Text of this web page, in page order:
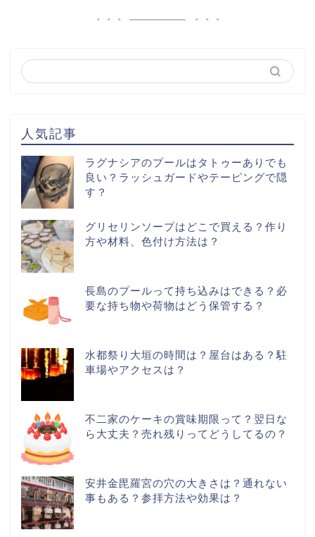
人気記事
ラグナシアのプールはタトゥーありでも
良い？ラッシュガードやテーピングで隠
す？
グリセリンソープはどこで買える？作り
方や材料、色付け方法は？
長島のプールって持ち込みはできる？必
要な持ち物や荷物はどう保管する？
水都祭り大垣の時間は？屋台はある？駐
車場やアクセスは？
不二家のケーキの賞味期限って？翌日な
ら大丈夫？売れ残りってどうしてるの？
安井金毘羅宮の穴の大きさは？通れない
事もある？参拝方法や効果は？